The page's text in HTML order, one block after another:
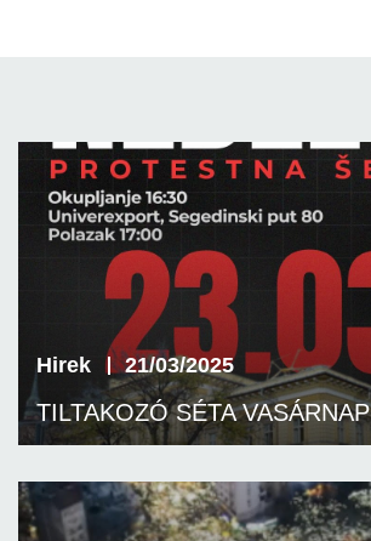
Hirek 21/03/2025
TILTAKOZÓ SÉTA VASÁRNAP